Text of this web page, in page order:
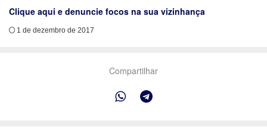
Clique aqui e denuncie focos na sua vizinhança
1 de dezembro de 2017
Compartilhar